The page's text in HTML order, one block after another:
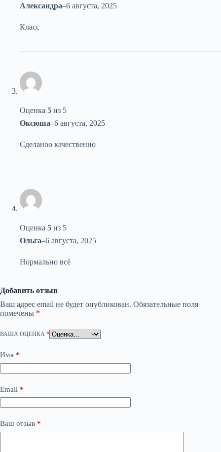
Александра–6 августа, 2025
Класс
Оценка 5 из 5
Оксюша–6 августа, 2025
Сделаноо качественно
Оценка 5 из 5
Ольга–6 августа, 2025
Нормально всё
Добавить отзыв
Ваш адрес email не будет опубликован. Обязательные поля
помечены *
ВАША ОЦЕНКА *
Имя *
Email *
Ваш отзыв *